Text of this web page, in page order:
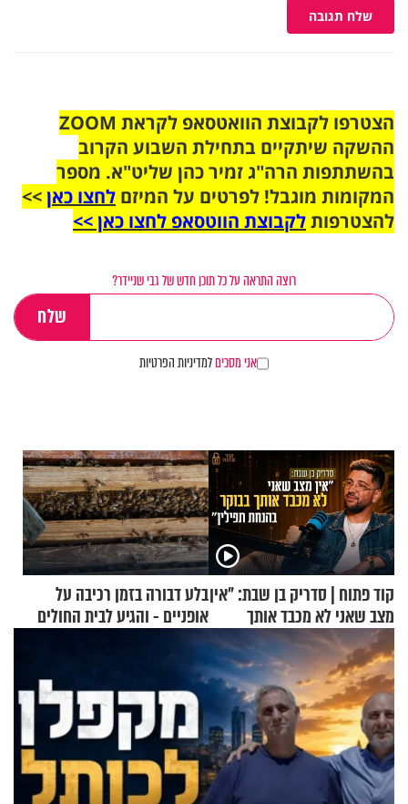
שלח תגובה
הצטרפו לקבוצת הוואטסאפ לקראת ZOOM
ההשקה שיתקיים בתחילת השבוע הקרוב
בהשתתפות הרה"ג זמיר כהן שליט"א. מספר
המקומות מוגבל! לפרטים על המיזם לחצו כאן>>
להצטרפותלקבוצת הווטסאפ לחצו כאן >>
רוצה התראה על כל תוכן חדש של גבי שניידר?
אני מסכיםלמדיניות הפרטיות
קוד פתוח | סדריק בן שבת: "אין
מצב שאני לא מכבד אותך
בבוקר בהנחת תפילין"
בלע דבורה בזמן רכיבה על
אופניים - והגיע לבית החולים
במצב מסכן חיים